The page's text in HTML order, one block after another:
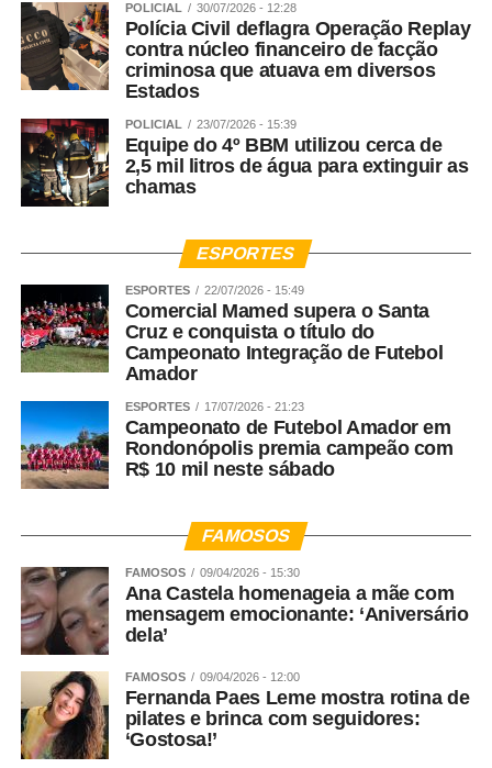
POLICIAL 30/07/2026 - 12:28
Polícia Civil deflagra Operação Replay
contra núcleo financeiro de facção
criminosa que atuava em diversos
Estados
POLICIAL 23/07/2026 - 15:39
Equipe do 4º BBM utilizou cerca de
2,5 mil litros de água para extinguir as
chamas
ESPORTES
ESPORTES 22/07/2026 - 15:49
Comercial Mamed supera o Santa
Cruz e conquista o título do
Campeonato Integração de Futebol
Amador
ESPORTES 17/07/2026 - 21:23
Campeonato de Futebol Amador em
Rondonópolis premia campeão com
R$ 10 mil neste sábado
FAMOSOS
FAMOSOS 09/04/2026 - 15:30
Ana Castela homenageia a mãe com
mensagem emocionante: ‘Aniversário
dela’
FAMOSOS 09/04/2026 - 12:00
Fernanda Paes Leme mostra rotina de
pilates e brinca com seguidores:
‘Gostosa!’